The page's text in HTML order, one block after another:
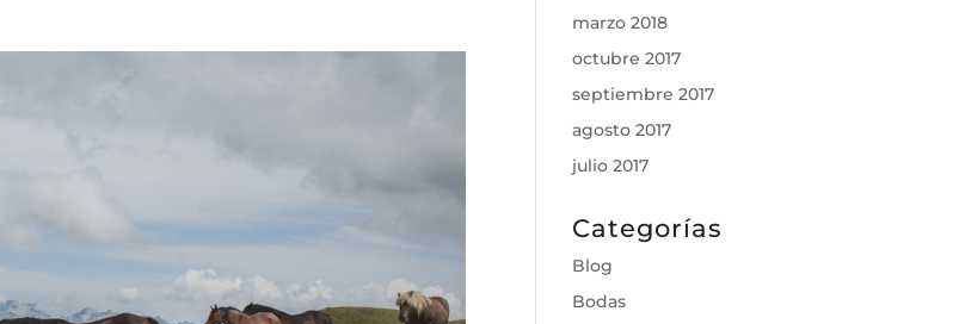
marzo 2018
octubre 2017
septiembre 2017
agosto 2017
julio 2017
Categorías
Blog
Bodas